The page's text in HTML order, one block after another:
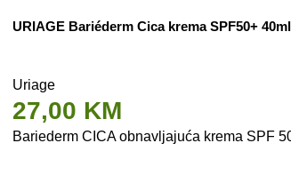
URIAGE Bariéderm Cica krema SPF50+ 40ml
Uriage
27,00 KM
Bariederm CICA obnavljajuća krema SPF